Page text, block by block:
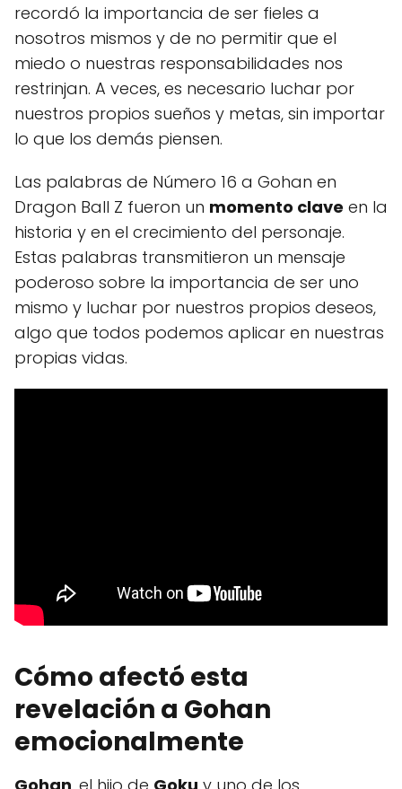
recordó la importancia de ser fieles a
nosotros mismos y de no permitir que el
miedo o nuestras responsabilidades nos
restrinjan. A veces, es necesario luchar por
nuestros propios sueños y metas, sin importar
lo que los demás piensen.
Las palabras de Número 16 a Gohan en
Dragon Ball Z fueron un momento clave en la
historia y en el crecimiento del personaje.
Estas palabras transmitieron un mensaje
poderoso sobre la importancia de ser uno
mismo y luchar por nuestros propios deseos,
algo que todos podemos aplicar en nuestras
propias vidas.
Cómo afectó esta
revelación a Gohan
emocionalmente